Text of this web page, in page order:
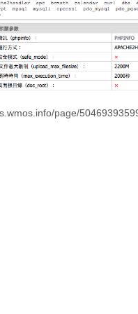
page/